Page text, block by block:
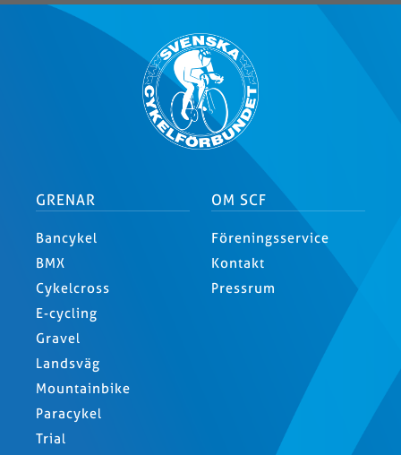
GRENAR
Bancykel
BMX
Cykelcross
E-cycling
Gravel
Landsväg
Mountainbike
Paracykel
Trial
OM SCF
Föreningsservice
Kontakt
Pressrum